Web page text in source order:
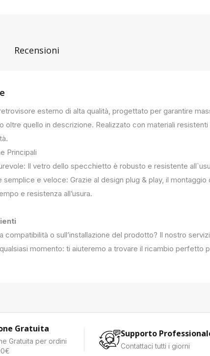
Recensioni
esterno di alta qualità, progettato per garantire
oltre quello in descrizione. Realizzato con materiali
Principali
Il vetro dello specchietto è robusto e resistente
semplice e veloce: Grazie al design plug & play, il
e resistenza all’usura.
compatibilità o sull’installazione del prodotto? Il nostro
momento: ti aiuteremo a trovare il ricambio perfetto
Gratuita
Gratuita per ordini
Supporto
Contattaci tutti i giorni